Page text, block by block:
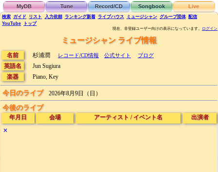
MyDB Tune Record/CD Songbook Live
検索 ガイド リスト 入力依頼 ランキング新着 ライブハウス ミュージシャン グループ団体 配信
YouTube
トップ
現在、非登録ユーザー向けの表示になっています。 ログイン
ミュージシャン ライブ情報
名前 杉浦潤 レコード/CD情報 公式サイト ブログ
英語名
Jun Sugiura
楽器
Piano, Key
今日のライブ 2026年8月9日（日）
今後のライブ
年月日 会場 アーティスト / イベント名
出演者
✕